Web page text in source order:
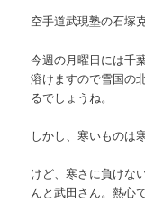
空手道武現塾の石塚
今週の月曜日には千
溶けますので雪国の
るでしょうね。
しかし、寒いものは寒
けど、寒さに負けな
んと武田さん。熱